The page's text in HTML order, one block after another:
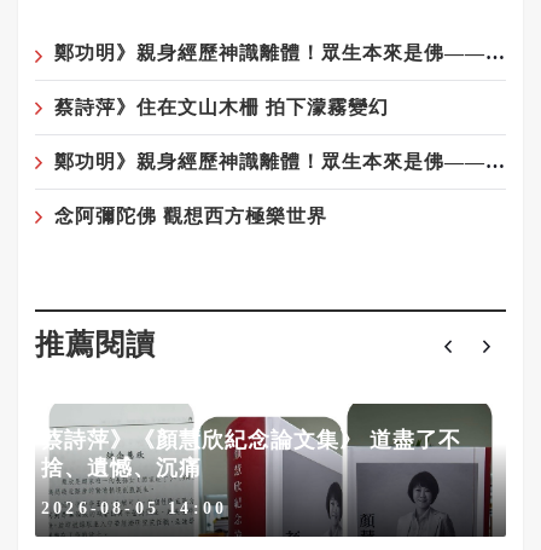
鄭功明》親身經歷神識離體！眾生本來是佛——宇宙真相在念佛中顯現4——回家：一場淚水與花開的覺醒之旅
蔡詩萍》住在文山木柵 拍下濛霧變幻
鄭功明》親身經歷神識離體！眾生本來是佛——宇宙真相在念佛中顯現6——夢境層層疊：心性本源，圓證常寂光
念阿彌陀佛 觀想西方極樂世界
推薦閱讀
蔡詩萍》《顏慧欣紀念論文集》 道盡了不
捨、遺憾、沉痛
2026-08-05 14:00